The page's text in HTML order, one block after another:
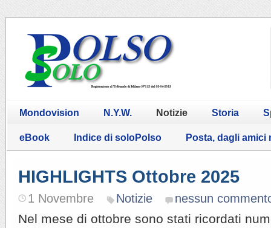
Mondovision N.Y.W. Notizie Storia
eBook Indice di soloPolso Posta, dagli amici
HIGHLIGHTS Ottobre 2025
1 Novembre Notizie nessun
Nel mese di ottobre sono stati ricordati